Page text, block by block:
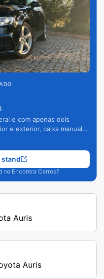
e com apenas dois
e exterior, caixa manual
no Encontra Carros?
stand
Auris
Auris